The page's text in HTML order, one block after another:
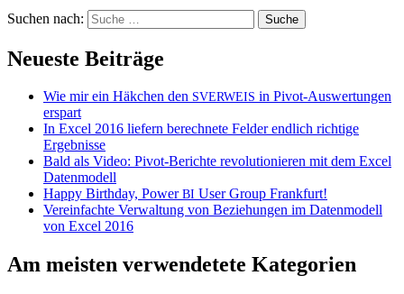
Suchen nach:
Neueste Beiträge
Wie mir ein Häkchen den SVERWEIS in Pivot-Auswertungen
erspart
In Excel 2016 liefern berechnete Felder endlich richtige
Ergebnisse
Bald als Video: Pivot-Berichte revolutionieren mit dem Excel
Datenmodell
Happy Birthday, PowerBI User Group Frankfurt!
Vereinfachte Verwaltung von Beziehungen im Datenmodell
von Excel 2016
Am meisten verwendetete Kategorien